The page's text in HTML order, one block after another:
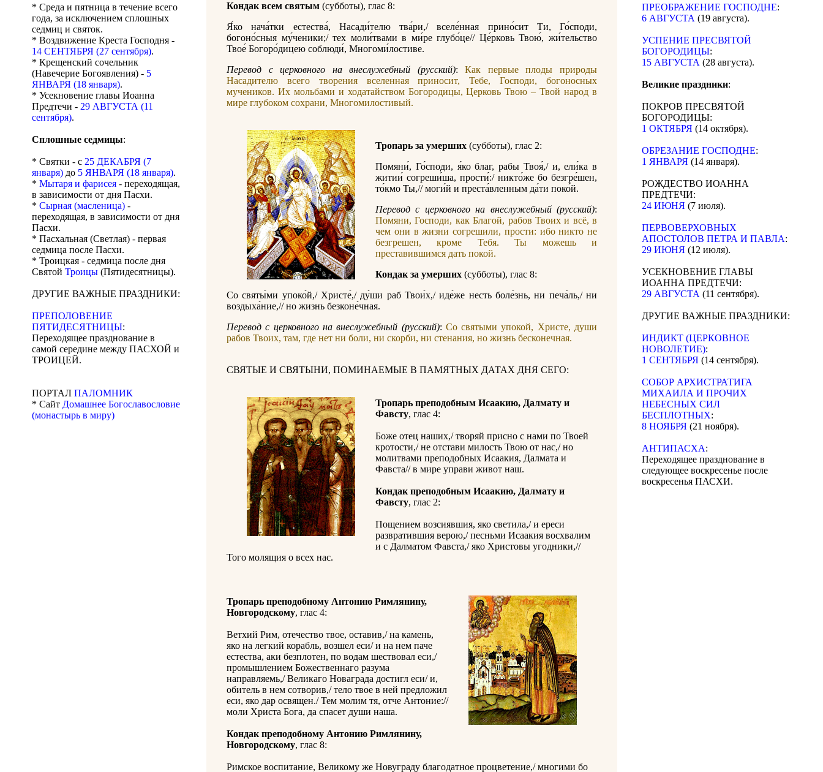
* Среда и пятница в течение всего
года, за исключением сплошных
седмиц и святок.
* Воздвижение Креста Господня -
14 СЕНТЯБРЯ (27 сентября).
* Крещенский сочельник
(Навечерие Богоявления) - 5
ЯНВАРЯ (18 января).
* Усекновение главы Иоанна
Предтечи - 29 АВГУСТА (11
сентября).
Сплошные седмицы:
* Святки - с 25 ДЕКАБРЯ (7
января) до 5 ЯНВАРЯ (18 января).
* Мытаря и фарисея - переходящая,
в зависимости от дня Пасхи.
* Сырная (масленица) -
переходящая, в зависимости от дня
Пасхи.
* Пасхальная (Светлая) - первая
седмица после Пасхи.
* Троицкая - седмица после дня
Святой Троицы (Пятидесятницы).
ДРУГИЕ ВАЖНЫЕ ПРАЗДНИКИ:
ПРЕПОЛОВЕНИЕ
ПЯТИДЕСЯТНИЦЫ:
Переходящее празднование в
самой середине между ПАСХОЙ и
ТРОИЦЕЙ.
ПОРТАЛ ПАЛОМНИК
* Сайт Домашнее Богославословие
(монастырь в миру)
Кондак всем святым (субботы), глас 8:
Я́ко нача́тки естества́, Насади́телю тва́ри,/ вселе́нная прино́сит Ти, Го́споди,
богоно́сныя му́ченики;/ тех моли́твами в ми́ре глубо́це// Це́рковь Твою́, жи́тельство
Твое́ Богоро́дицею соблюди́, Многоми́лостиве.
Перевод с церковного на внеслужебный (русский):Как первые плоды природы
Насадителю всего творения вселенная приносит, Тебе, Господи, богоносных
мучеников. Их мольбами и ходатайством Богородицы, Церковь Твою – Твой народ в
мире глубоком сохрани, Многомилостивый.
Тропарь за умерших (субботы), глас 2:
Помяни́, Го́споди, я́ко благ, рабы Твоя́,/ и, ели́ка в
житии́ согреши́ша, прости́:/ никто́же бо безгре́шен,
то́кмо Ты,// моги́й и преста́вленным да́ти поко́й.
Перевод с церковного на внеслужебный (русский):
Помяни, Господи, как Благой, рабов Твоих и всё, в
чем они в жизни согрешили, прости: ибо никто не
безгрешен, кроме Тебя. Ты можешь и
преставившимся дать покой.
Кондак за умерших (субботы), глас 8:
Со святы́ми упоко́й,/ Христе́,/ ду́ши раб Твои́х,/ иде́же несть боле́знь, ни печа́ль,/ ни
воздыха́ние,// но жизнь безконе́чная.
Перевод с церковного на внеслужебный (русский): Со святыми упокой, Христе, души
рабов Твоих, там, где нет ни боли, ни скорби, ни стенания, но жизнь бесконечная.
СВЯТЫЕ И СВЯТЫНИ, ПОМИНАЕМЫЕ В ПАМЯТНЫХ ДАТАХ ДНЯ СЕГО:
Тропарь преподобным Исаакию, Далмату и
Фавсту, глас 4:
Боже отец наших,/ творяй присно с нами по Твоей
кротости,/ не отстави милость Твою от нас,/ но
молитвами преподобных Исаакия, Далмата и
Фавста// в мире управи живот наш.
Кондак преподобным Исаакию, Далмату и
Фавсту, глас 2:
Пощением возсиявшия, яко светила,/ и ереси
развратившия верою,/ песньми Исаакия восхвалим
и с Далматом Фавста,/ яко Христовы угодники,//
Того молящия о всех нас.
Тропарь преподобному Антонию Римлянину,
Новгородскому, глас 4:
Ветхий Рим, отечество твое, оставив,/ на камень,
яко на легкий корабль, возшел еси/ и на нем паче
естества, аки безплотен, по водам шествовал еси,/
промышлением Божественнаго разума
направляемь,/ Великаго Новаграда достигл еси/ и,
обитель в нем сотворив,/ тело твое в ней предложил
еси, яко дар освящен./ Тем молим тя, отче Антоние://
моли Христа Бога, да спасет души наша.
Кондак преподобному Антонию Римлянину,
Новгородскому, глас 8:
Римское воспитание, Великому же Новуграду благодатное процветение,/ многими бо
ПРЕОБРАЖЕНИЕ ГОСПОДНЕ:
6 АВГУСТА (19 августа).
УСПЕНИЕ ПРЕСВЯТОЙ
БОГОРОДИЦЫ:
15 АВГУСТА (28 августа).
Великие праздники:
ПОКРОВ ПРЕСВЯТОЙ
БОГОРОДИЦЫ:
1 ОКТЯБРЯ (14 октября).
ОБРЕЗАНИЕ ГОСПОДНЕ:
1 ЯНВАРЯ (14 января).
РОЖДЕСТВО ИОАННА
ПРЕДТЕЧИ:
24 ИЮНЯ (7 июля).
ПЕРВОВЕРХОВНЫХ
АПОСТОЛОВ ПЕТРА И ПАВЛА:
29 ИЮНЯ (12 июля).
УСЕКНОВЕНИЕ ГЛАВЫ
ИОАННА ПРЕДТЕЧИ:
29 АВГУСТА (11 сентября).
ДРУГИЕ ВАЖНЫЕ ПРАЗДНИКИ:
ИНДИКТ (ЦЕРКОВНОЕ
НОВОЛЕТИЕ):
1 СЕНТЯБРЯ (14 сентября).
CОБОР АРХИСТРАТИГА
МИХАИЛА И ПРОЧИХ
НЕБЕСНЫХ СИЛ
БЕСПЛОТНЫХ:
8 НОЯБРЯ (21 ноября).
АНТИПАСХА:
Переходящее празднование в
следующее воскресенье после
воскресенья ПАСХИ.